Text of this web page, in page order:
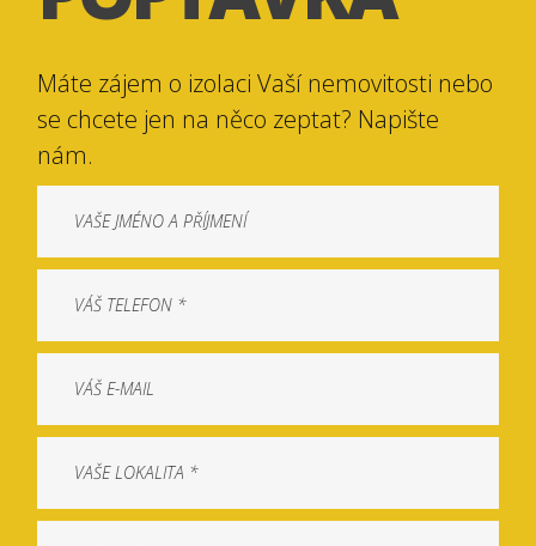
Máte zájem o izolaci Vaší nemovitosti nebo
se chcete jen na něco zeptat? Napište
nám.